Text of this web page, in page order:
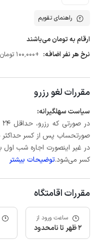
راهنمای تقویم
ارقام به تومان می‌باشند
نرخ هر نفر اضافه: +100٬000 تومان / بیشتر از 2 نفر
مقررات لغو رزرو
سیاست سهلگیرانه:
کسر می‌شود.توضیحات بیشتر
مقررات اقامتگاه
ساعت ورود از
2 ظهر تا نامحدود